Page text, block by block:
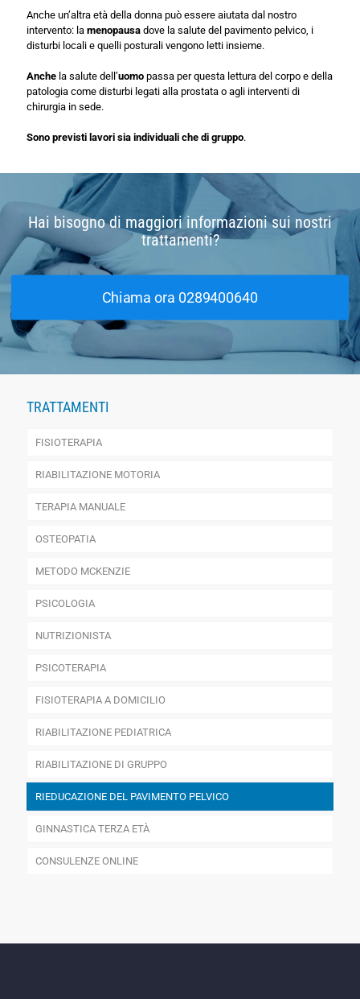
Anche un’altra età della donna può essere aiutata dal nostro
intervento: la menopausa dove la salute del pavimento pelvico, i
disturbi locali e quelli posturali vengono letti insieme.
Anche la salute dell’uomo passa per questa lettura del corpo e della
patologia come disturbi legati alla prostata o agli interventi di
chirurgia in sede.
Sono previsti lavori sia individuali che di gruppo.
Hai bisogno di maggiori informazioni sui nostri
trattamenti?
Chiama ora 0289400640
TRATTAMENTI
FISIOTERAPIA
RIABILITAZIONE MOTORIA
TERAPIA MANUALE
OSTEOPATIA
METODO MCKENZIE
PSICOLOGIA
NUTRIZIONISTA
PSICOTERAPIA
FISIOTERAPIA A DOMICILIO
RIABILITAZIONE PEDIATRICA
RIABILITAZIONE DI GRUPPO
RIEDUCAZIONE DEL PAVIMENTO PELVICO
GINNASTICA TERZA ETÀ
CONSULENZE ONLINE